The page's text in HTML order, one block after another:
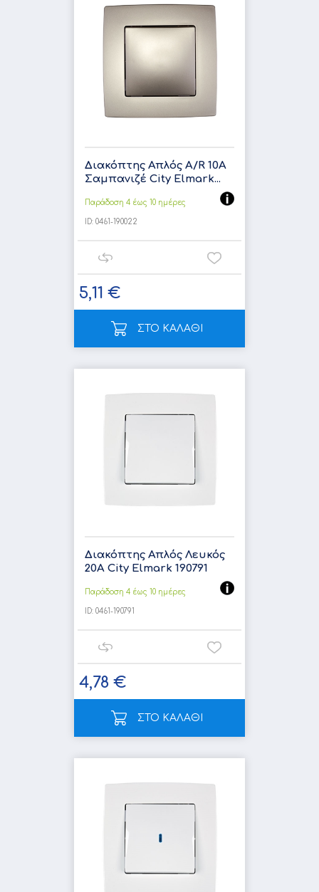
Διακόπτης Απλός A/R 10A
Σαμπανιζέ City Elmark...
Παράδοση 4 έως 10 ημέρες
ID: 0461-190022
5,11 €
ΣΤΟ ΚΑΛΑΘΙ
Διακόπτης Απλός Λευκός
20A City Elmark 190791
Παράδοση 4 έως 10 ημέρες
ID: 0461-190791
4,78 €
ΣΤΟ ΚΑΛΑΘΙ